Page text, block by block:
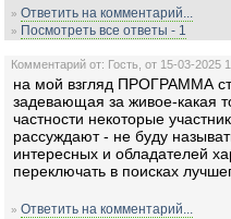
» Ответить на комментарий...
» Посмотреть все ответы - 1
Комментарий от: Гость, от 15-03-2025
на мой взгляд ПРОГРАММА
задевающая за живое-какая
частности некоторые
рассуждают - не буду
интересных и обладателей
переключать в поисках
» Ответить на комментарий...